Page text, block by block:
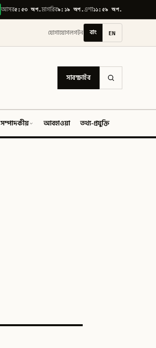
আসর৫:৫৩ অপ.মাগরিব৯:১৯ অপ.এশা১১:৫৯ অপ.
যোগাযোগলগইন বাং EN
সাবস্ক্রাইব
সম্পাদকীয় আবহাওয়া তথ্য-প্রযুক্তি